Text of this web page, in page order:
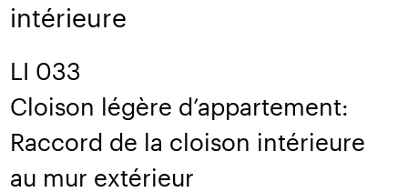
intérieure
LI 033
Cloison légère d’appartement:
Raccord de la cloison intérieure
au mur extérieur